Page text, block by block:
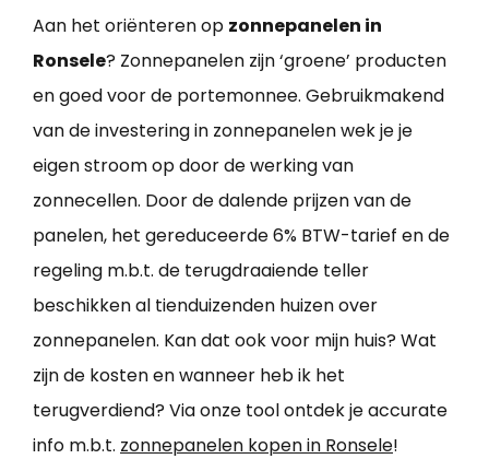
Aan het oriënteren op zonnepanelen in
Ronsele? Zonnepanelen zijn ‘groene’ producten
en goed voor de portemonnee. Gebruikmakend
van de investering in zonnepanelen wek je je
eigen stroom op door de werking van
zonnecellen. Door de dalende prijzen van de
panelen, het gereduceerde 6% BTW-tarief en de
regeling m.b.t. de terugdraaiende teller
beschikken al tienduizenden huizen over
zonnepanelen. Kan dat ook voor mijn huis? Wat
zijn de kosten en wanneer heb ik het
terugverdiend? Via onze tool ontdek je accurate
info m.b.t. zonnepanelen kopen in Ronsele!